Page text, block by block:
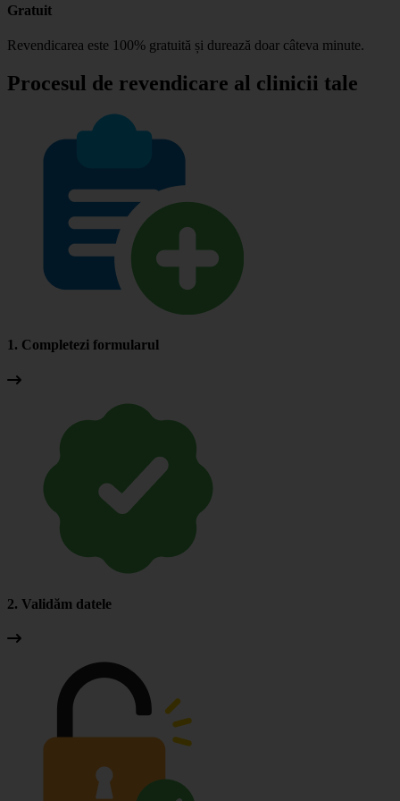
Gratuit
Revendicarea este 100% gratuită și durează doar câteva minute.
Procesul de revendicare al clinicii tale
1. Completezi formularul
2. Validăm datele